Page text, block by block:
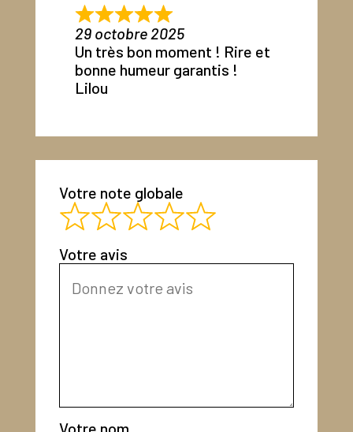
29 octobre 2025
Un très bon moment ! Rire et
bonne humeur garantis !
Lilou
Votre note globale
Votre avis
Votre nom